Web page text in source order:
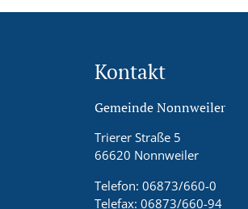
Kontakt
Gemeinde Nonnweiler
Trierer Straße 5
66620 Nonnweiler
Telefon: 06873/660-0
Telefax: 06873/660-94